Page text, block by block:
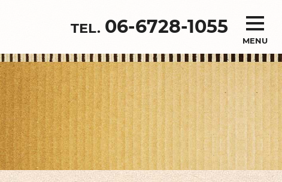
06-6728-1055
MENU